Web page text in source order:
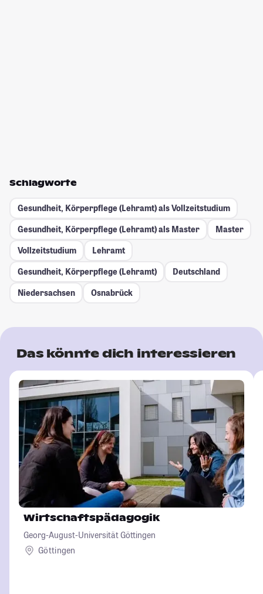
Schlagworte
Gesundheit, Körperpflege (Lehramt) als Vollzeitstudium
Gesundheit, Körperpflege (Lehramt) als Master
Master
Vollzeitstudium
Lehramt
Gesundheit, Körperpflege (Lehramt)
Deutschland
Niedersachsen
Osnabrück
Das könnte dich interessieren
Wirtschaftspädagogik
Georg-August-Universität Göttingen
Göttingen